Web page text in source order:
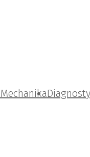
Mechanika